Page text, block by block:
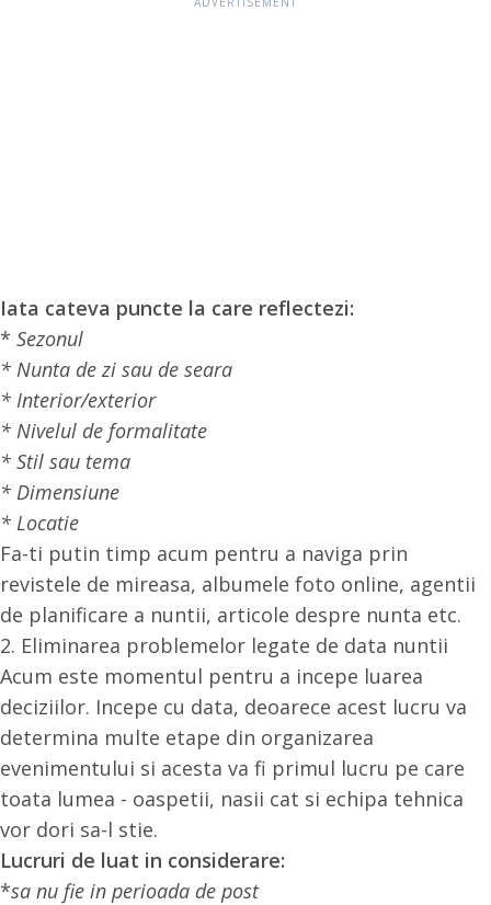
Iata cateva puncte la care reflectezi:
* Sezonul
* Nunta de zi sau de seara
* Interior/exterior
* Nivelul de formalitate
* Stil sau tema
* Dimensiune
* Locatie
Fa-ti putin timp acum pentru a naviga prin
revistele de mireasa, albumele foto online, agentii
de planificare a nuntii, articole despre nunta etc.
2. Eliminarea problemelor legate de data nuntii
Acum este momentul pentru a incepe luarea
deciziilor. Incepe cu data, deoarece acest lucru va
determina multe etape din organizarea
evenimentului si acesta va fi primul lucru pe care
toata lumea - oaspetii, nasii cat si echipa tehnica
vor dori sa-l stie.
Lucruri de luat in considerare:
*sa nu fie in perioada de post